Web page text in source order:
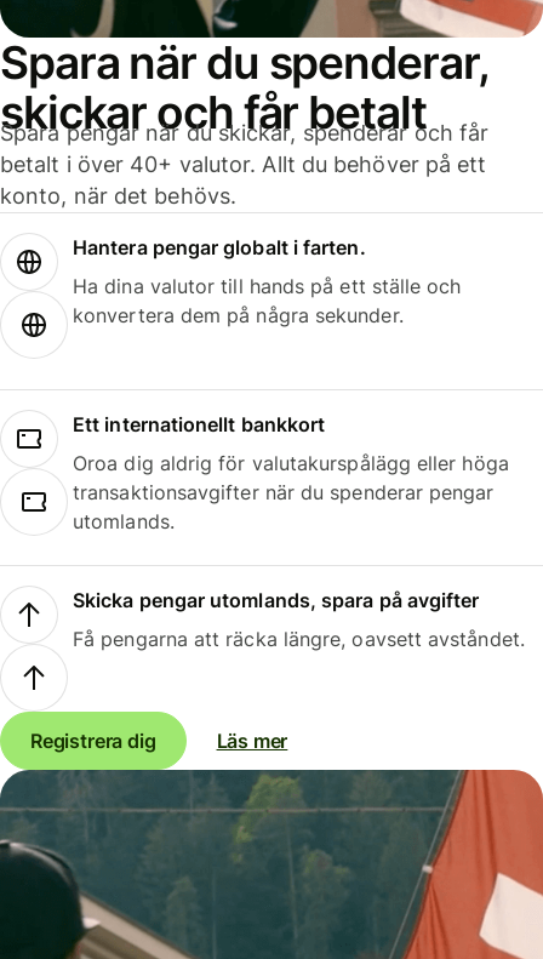
Spara när du spenderar,
skickar och får betalt
Spara pengar när du skickar, spenderar och får
betalt i över 40+ valutor. Allt du behöver på ett
konto, när det behövs.
Hantera pengar globalt i farten.
Ha dina valutor till hands på ett ställe och
konvertera dem på några sekunder.
Ett internationellt bankkort
Oroa dig aldrig för valutakurspålägg eller höga
transaktionsavgifter när du spenderar pengar
utomlands.
Skicka pengar utomlands, spara på avgifter
Få pengarna att räcka längre, oavsett avståndet.
Registrera dig Läs mer